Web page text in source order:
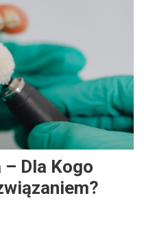
Dla Kogo